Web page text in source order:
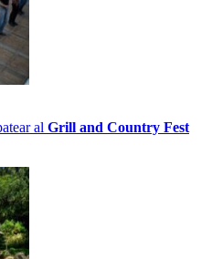
al Grill and Country Fest